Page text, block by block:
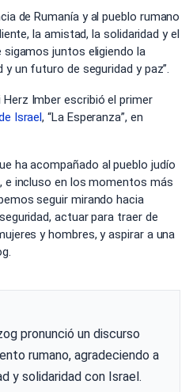
de Rumanía y al pueblo rumano
la amistad, la solidaridad y el
sigamos juntos eligiendo la
un futuro de seguridad y paz”.
Imber escribió el primer
Israel, “La Esperanza”, en
ha acompañado al pueblo judío
e incluso en los momentos más
seguir mirando hacia
actuar para traer de
y hombres, y aspirar a una
pronunció un discurso
rumano, agradeciendo a
y solidaridad con Israel.